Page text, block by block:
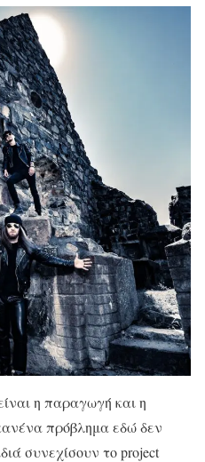
η παραγωγή και η
πρόβλημα εδώ δεν
συνεχίσουν το project